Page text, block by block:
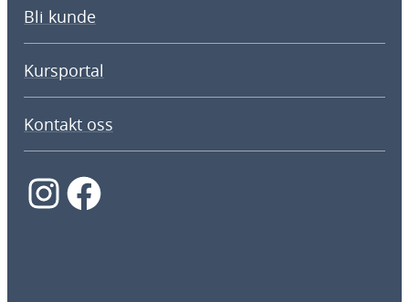
Bli kunde
Kursportal
Kontakt oss
InstagramFacebook